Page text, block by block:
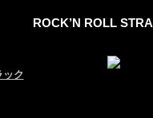
ROCK’N ROLL
ック